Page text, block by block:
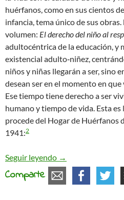
huérfanos, como en sus cientos
infancia, tema único de sus
volumen: El derecho del niño al
adultocéntrica de la educación, y
existencial adulto‐niñez,
niños y niñas llegarán a ser, sino
desean ser en el momento en
Ese tiempo tiene derecho a ser
humano y tiempo de vida. Esta
procede del Hogar de Huérfanos
1941:2
Seguir leyendo Mi abuela
→
Comparte